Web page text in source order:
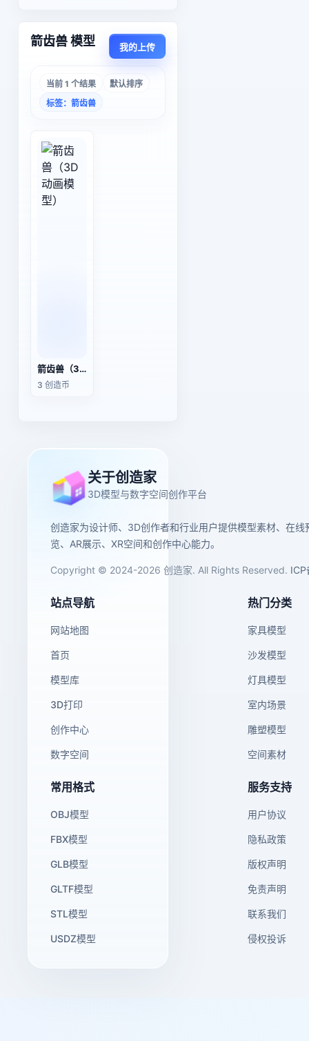
箭齿兽 模型 我的上传
当前 1 个结果
默认排序
标签：箭齿兽
箭齿兽（3D动画模型）
3 创造币
关于创造家
3D模型与数字空间创作平台
创造家为设计师、3D创作者和行业用户提供模型素材、在线
览、AR展示、XR空间和创作中心能力。
Copyright © 2024-2026 创造家. All Rights Reserved. ICP
站点导航
网站地图
首页
模型库
3D打印
创作中心
数字空间
热门分类
家具模型
沙发模型
灯具模型
室内场景
雕塑模型
空间素材
常用格式
OBJ模型
FBX模型
GLB模型
GLTF模型
STL模型
USDZ模型
服务支持
用户协议
隐私政策
版权声明
免责声明
联系我们
侵权投诉